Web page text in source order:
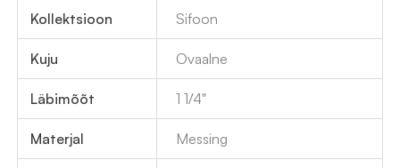
Kollektsioon Sifoon
Kuju Ovaalne
Läbimõõt 1 1/4"
Materjal Messing